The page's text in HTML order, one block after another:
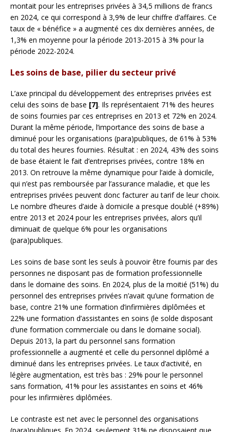
montait pour les entreprises privées à 34,5 millions de francs
en 2024, ce qui correspond à 3,9% de leur chiffre d’affaires. Ce
taux de « bénéfice » a augmenté ces dix dernières années, de
1,3% en moyenne pour la période 2013-2015 à 3% pour la
période 2022-2024.
Les soins de base, pilier du secteur privé
L’axe principal du développement des entreprises privées est
celui des soins de base [7]. Ils représentaient 71% des heures
de soins fournies par ces entreprises en 2013 et 72% en 2024.
Durant la même période, l’importance des soins de base a
diminué pour les organisations (para)publiques, de 61% à 53%
du total des heures fournies. Résultat : en 2024, 43% des soins
de base étaient le fait d’entreprises privées, contre 18% en
2013. On retrouve la même dynamique pour l’aide à domicile,
qui n’est pas remboursée par l’assurance maladie, et que les
entreprises privées peuvent donc facturer au tarif de leur choix.
Le nombre d’heures d’aide à domicile a presque doublé (+89%)
entre 2013 et 2024 pour les entreprises privées, alors qu’il
diminuait de quelque 6% pour les organisations
(para)publiques.
Les soins de base sont les seuls à pouvoir être fournis par des
personnes ne disposant pas de formation professionnelle
dans le domaine des soins. En 2024, plus de la moitié (51%) du
personnel des entreprises privées n’avait qu’une formation de
base, contre 21% une formation d’infirmières diplômées et
22% une formation d’assistantes en soins (le solde disposant
d’une formation commerciale ou dans le domaine social).
Depuis 2013, la part du personnel sans formation
professionnelle a augmenté et celle du personnel diplômé a
diminué dans les entreprises privées. Le taux d’activité, en
légère augmentation, est très bas : 29% pour le personnel
sans formation, 41% pour les assistantes en soins et 46%
pour les infirmières diplômées.
Le contraste est net avec le personnel des organisations